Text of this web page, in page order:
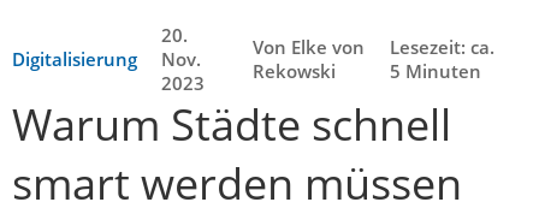
Digitalisierung
20.
Nov.
2023
Von Elke von
Rekowski
Lesezeit: ca.
5 Minuten
Warum Städte schnell
smart werden müssen